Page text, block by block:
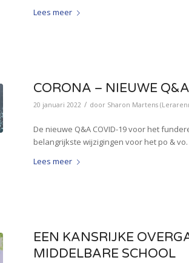
Lees meer
CORONA – NIEUWE
20 januari 2022 / door Sharon Martens
De nieuwe Q&A COVID-19 voor het
belangrijkste wijzigingen voor het po & vo.
Lees meer
EEN KANSRIJKE
MIDDELBARE SCHOOL